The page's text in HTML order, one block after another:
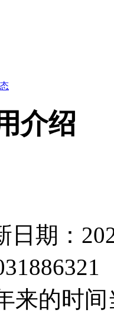
介绍
日期：
来的时